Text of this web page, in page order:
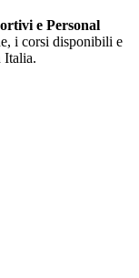
e Personal
i corsi disponibili e
Italia.